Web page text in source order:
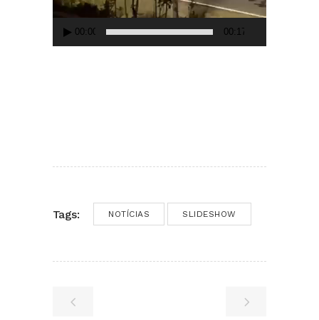
00:00 00:17
Tags: NOTÍCIAS SLIDESHOW